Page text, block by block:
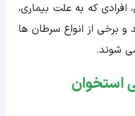
که به علت بیماری،
و برخی از انواع سرطان ها
شوند.
استخوان